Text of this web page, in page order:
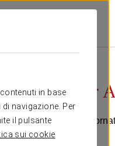
in base
navigazione. Per
il pulsante
sui cookie
Biglietto per
una splendida